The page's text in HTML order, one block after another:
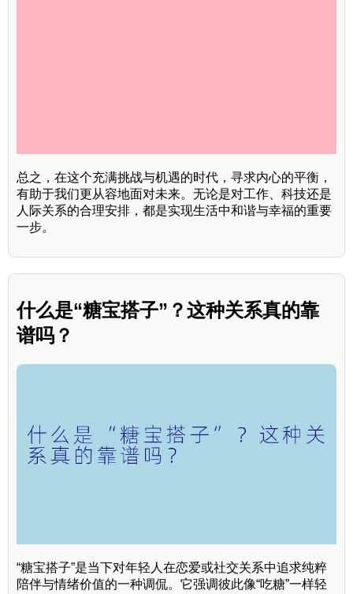
总之，在这个充满挑战与机遇的时代，寻求内心的平衡，
有助于我们更从容地面对未来。无论是对工作、科技还是
人际关系的合理安排，都是实现生活中和谐与幸福的重要
一步。
什么是“糖宝搭子”？这种关系真的靠
谱吗？
“糖宝搭子”是当下对年轻人在恋爱或社交关系中追求纯粹
陪伴与情绪价值的一种调侃。它强调彼此像“吃糖”一样轻